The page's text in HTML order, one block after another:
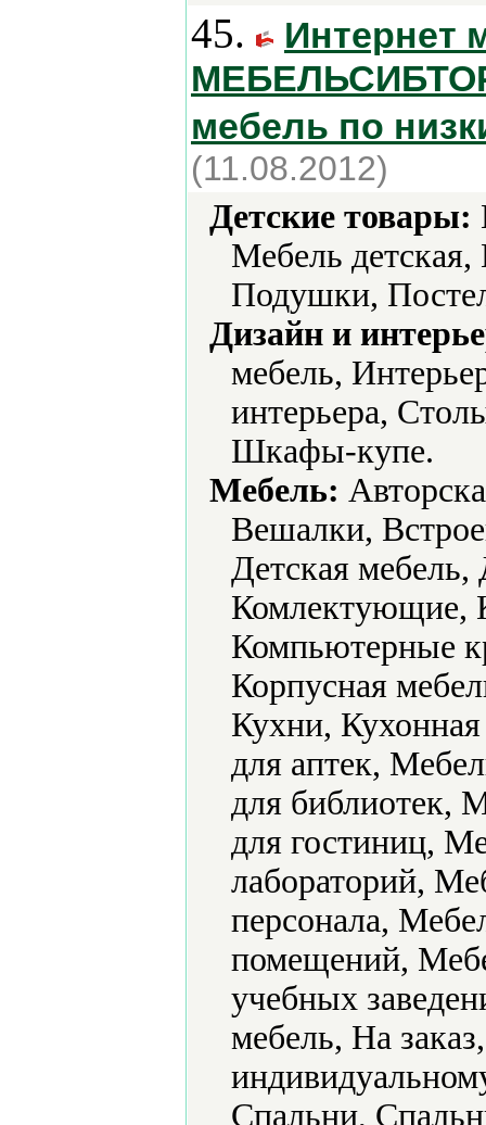
45.
Интернет
мебель по
(11.08.2012)
Детские товары:
Мебель
Подушки,
Дизайн и
мебель,
интерьера,
Шкафы-купе.
Мебель:
Вешалки,
Детская
Комлектующие,
Компьютерные
Корпусная
Кухни,
для аптек,
для библиотек,
для гостиниц,
лабораторий,
персонала,
помещений,
учебных
мебель, На
Спальни,